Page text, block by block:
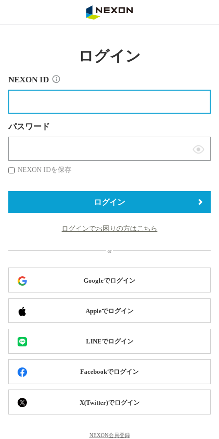
ログイン
NEXON ID
パスワード
表
替
NEXON IDを保存
ログイン
ログインでお困りの方はこちら
Googleでログイン
Appleでログイン
LINEでログイン
Facebookでログイン
X(Twitter)でログイン
NEXON会員登録